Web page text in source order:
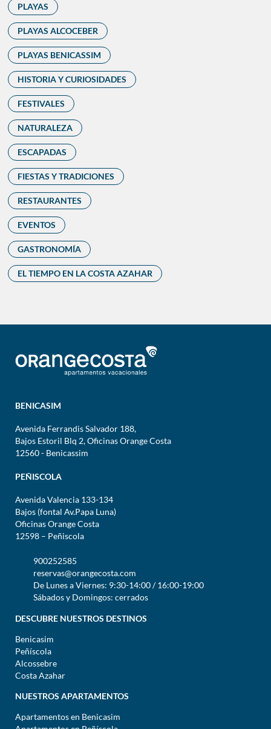
PLAYAS
PLAYAS ALCOCEBER
PLAYAS BENICASSIM
HISTORIA Y CURIOSIDADES
FESTIVALES
NATURALEZA
ESCAPADAS
FIESTAS Y TRADICIONES
RESTAURANTES
EVENTOS
GASTRONOMÍA
EL TIEMPO EN LA COSTA AZAHAR
BENICASIM
Avenida Ferrandis Salvador 188,
Bajos Estoril Blq 2, Oficinas Orange Costa
12560 - Benicassim
PEÑISCOLA
Avenida Valencia 133-134
Bajos (fontal Av.Papa Luna)
Oficinas Orange Costa
12598 – Peñiscola
900252585
reservas@orangecosta.com
De Lunes a Viernes: 9:30-14:00 / 16:00-19:00
Sábados y Domingos: cerrados
DESCUBRE NUESTROS DESTINOS
Benicasim
Peñíscola
Alcossebre
Costa Azahar
NUESTROS APARTAMENTOS
Apartamentos en Benicasim